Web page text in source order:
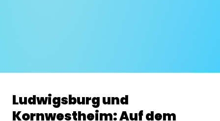
Ludwigsburg und
Kornwestheim: Auf dem